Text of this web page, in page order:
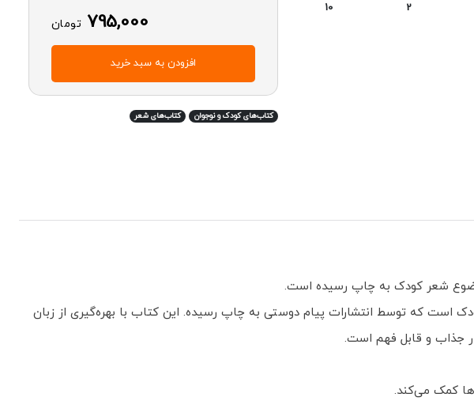
2
10
795,000 تومان
افزودن به سبد خرید
کتاب‌های کودک و نوجوان کتاب‌های شعر
شعر کودک به چاپ رسیده است.
است که توسط انتشارات پیام دوستی به چاپ رسیده. این کتاب با بهره‌گیری از زبان
جذاب و قابل فهم است.
کمک می‌کند.